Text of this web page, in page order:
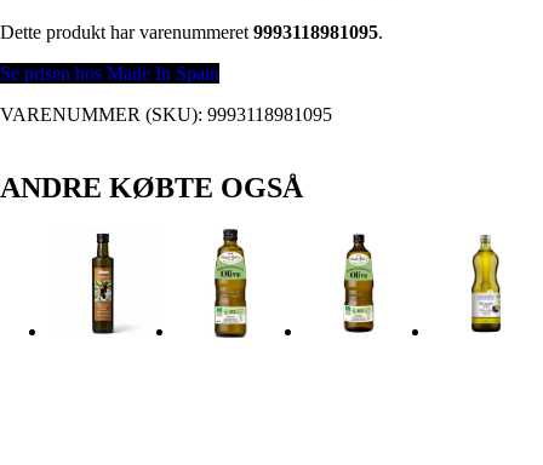
Dette produkt har varenummeret 9993118981095.
Se prisen hos Made In Spain
VARENUMMER (SKU): 9993118981095
ANDRE KØBTE OGSÅ